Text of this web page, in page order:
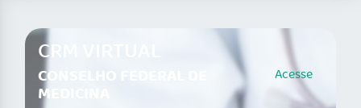
CRM VIRTUAL
CONSELHO FEDERAL DE
MEDICINA
Acesse